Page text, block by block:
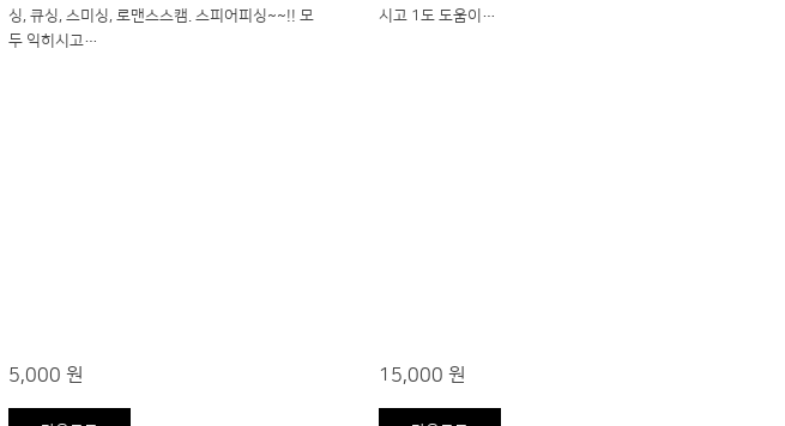
싱, 큐싱, 스미싱, 로맨스스캠. 스피어피싱~~!! 모
두 익히시고…
5,000 원
시고 1도 도움이…
15,000 원